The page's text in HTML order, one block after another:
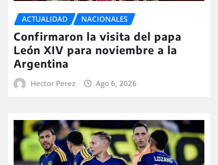
ACTUALIDAD NACIONALES
Confirmaron la visita del papa
León XIV para noviembre a la
Argentina
Hector Perez Ago 6, 2026